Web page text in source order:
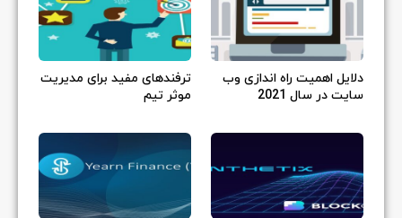
دلایل اهمیت راه اندازی وب
سایت در سال 2021
ترفندهای مفید برای مدیریت
موثر تیم